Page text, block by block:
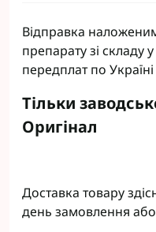
Відправка
препарату зі
передплат по Україні
Тільки
Оригінал
Доставка товару
день замовлення